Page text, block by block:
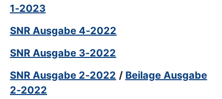
1-2023
SNR Ausgabe 4-2022
SNR Ausgabe 3-2022
SNR Ausgabe 2-2022 / Beilage Ausgabe
2-2022